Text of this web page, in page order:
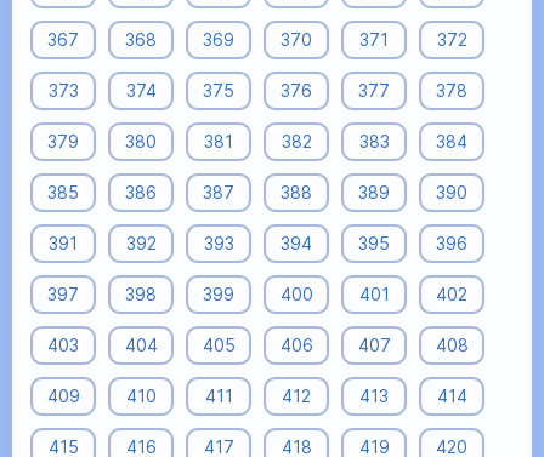
367 368 369 370 371 372
373 374 375 376 377 378
379 380 381 382 383 384
385 386 387 388 389 390
391 392 393 394 395 396
397 398 399 400 401 402
403 404 405 406 407 408
409 410 411 412 413 414
415 416 417 418 419 420